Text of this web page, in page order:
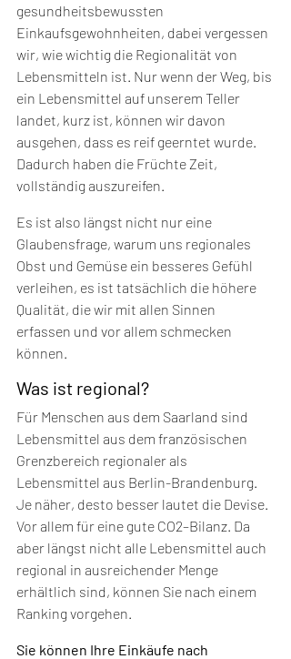
gesundheitsbewussten
Einkaufsgewohnheiten, dabei vergessen
wir, wie wichtig die Regionalität von
Lebensmitteln ist. Nur wenn der Weg, bis
ein Lebensmittel auf unserem Teller
landet, kurz ist, können wir davon
ausgehen, dass es reif geerntet wurde.
Dadurch haben die Früchte Zeit,
vollständig auszureifen.
Es ist also längst nicht nur eine
Glaubensfrage, warum uns regionales
Obst und Gemüse ein besseres Gefühl
verleihen, es ist tatsächlich die höhere
Qualität, die wir mit allen Sinnen
erfassen und vor allem schmecken
können.
Was ist regional?
Für Menschen aus dem Saarland sind
Lebensmittel aus dem französischen
Grenzbereich regionaler als
Lebensmittel aus Berlin-Brandenburg.
Je näher, desto besser lautet die Devise.
Vor allem für eine gute CO2–Bilanz. Da
aber längst nicht alle Lebensmittel auch
regional in ausreichender Menge
erhältlich sind, können Sie nach einem
Ranking vorgehen.
Sie können Ihre Einkäufe nach